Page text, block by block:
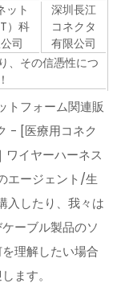
ット
）科
司
深圳長江
コネクタ
有限公司
、その信憑性につ
トフォーム関連販
- [医療用コネク
イヤーハーネス
エージェント/生
入したり、我々は
ーブル製品のソ
理解したい場合
ます。